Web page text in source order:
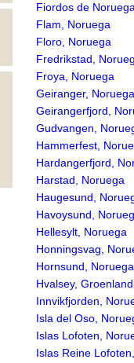
Fiordos de
Flam, Noruega
Floro, Noruega
Fredrikstad,
Froya, Noruega
Geiranger, Noruega
Geirangerfjord,
Gudvangen,
Hammerfest,
Hardangerfjord,
Harstad, Noruega
Haugesund,
Havoysund,
Hellesylt, Noruega
Honningsvag,
Hornsund, Noruega
Hvalsey,
Innvikfjorden,
Isla del Oso,
Islas Lofoten,
Islas Reine